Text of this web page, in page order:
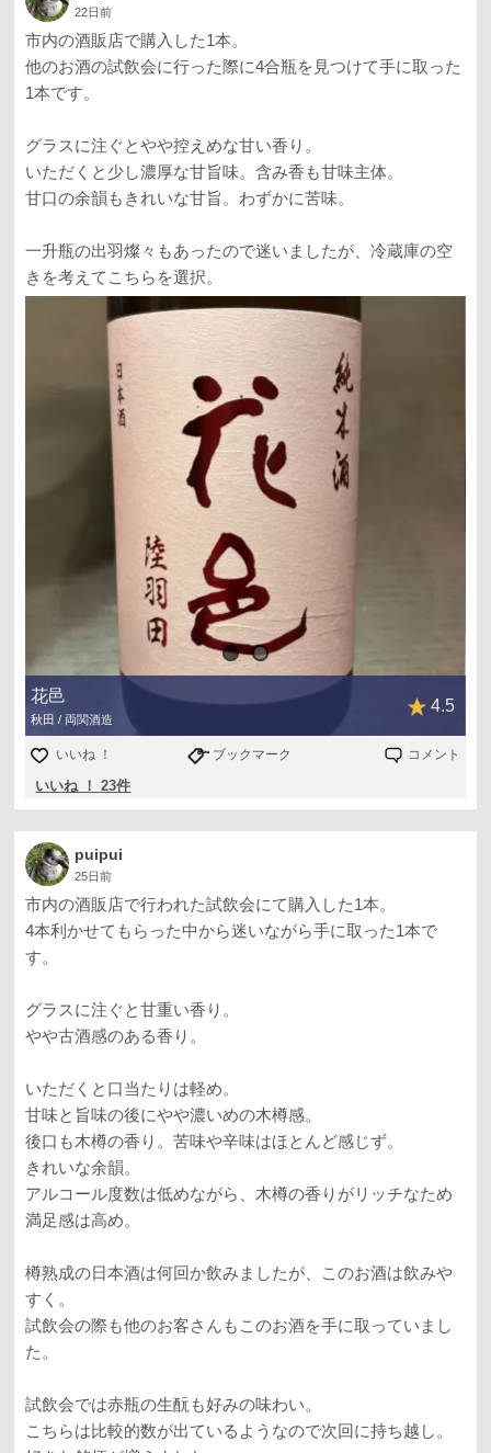
22日前
市内の酒販店で購入した1本。
他のお酒の試飲会に行った際に4合瓶を見つけて手に取った
1本です。
グラスに注ぐとやや控えめな甘い香り。
いただくと少し濃厚な甘旨味。含み香も甘味主体。
甘口の余韻もきれいな甘旨。わずかに苦味。
一升瓶の出羽燦々もあったので迷いましたが、冷蔵庫の空
きを考えてこちらを選択。
花邑
秋田 / 両関酒造
4.5
いいね ！ ブックマーク コメント
いいね ！ 23件
puipui
25日前
市内の酒販店で行われた試飲会にて購入した1本。
4本利かせてもらった中から迷いながら手に取った1本で
す。
グラスに注ぐと甘重い香り。
やや古酒感のある香り。
いただくと口当たりは軽め。
甘味と旨味の後にやや濃いめの木樽感。
後口も木樽の香り。苦味や辛味はほとんど感じず。
きれいな余韻。
アルコール度数は低めながら、木樽の香りがリッチなため
満足感は高め。
樽熟成の日本酒は何回か飲みましたが、このお酒は飲みや
すく。
試飲会の際も他のお客さんもこのお酒を手に取っていまし
た。
試飲会では赤瓶の生酛も好みの味わい。
こちらは比較的数が出ているようなので次回に持ち越し。